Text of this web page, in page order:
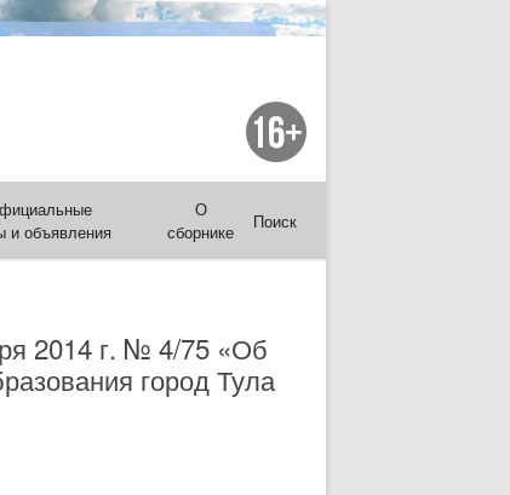
и объявления
О
сборнике
Поиск
2014 г. № 4/75 «Об
город Тула